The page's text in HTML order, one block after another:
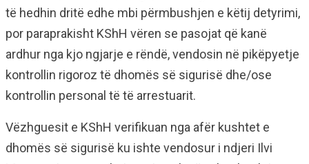
të hedhin dritë edhe mbi përmbushjen e këtij detyrimi,
por paraprakisht KShH vëren se pasojat që kanë
ardhur nga kjo ngjarje e rëndë, vendosin në pikëpyetje
kontrollin rigoroz të dhomës së sigurisë dhe/ose
kontrollin personal të të arrestuarit.
Vëzhguesit e KShH verifikuan nga afër kushtet e
dhomës së sigurisë ku ishte vendosur i ndjeri Ilvi